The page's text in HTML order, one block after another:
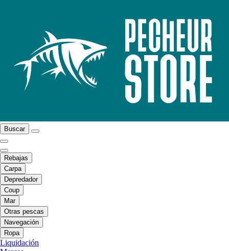
Buscar
Rebajas
Carpa
Depredador
Coup
Mar
Otras pescas
Navegación
Ropa
Liquidación